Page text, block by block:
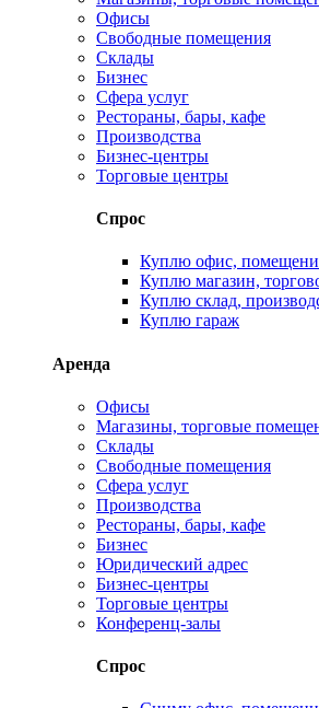
Офисы
Свободные помещения
Склады
Бизнес
Сфера услуг
Рестораны, бары, кафе
Производства
Бизнес-центры
Торговые центры
Спрос
Куплю офис,
Куплю магазин,
Куплю склад,
Куплю гараж
Аренда
Офисы
Магазины, торговые
Склады
Свободные помещения
Сфера услуг
Производства
Рестораны, бары, кафе
Бизнес
Юридический адрес
Бизнес-центры
Торговые центры
Конференц-залы
Спрос